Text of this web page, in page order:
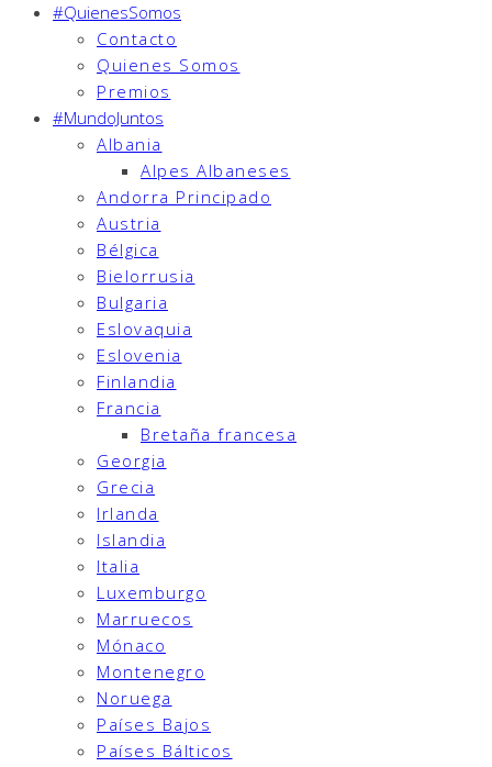
#QuienesSomos
Contacto
Quienes Somos
Premios
#MundoJuntos
Albania
Alpes Albaneses
Andorra Principado
Austria
Bélgica
Bielorrusia
Bulgaria
Eslovaquia
Eslovenia
Finlandia
Francia
Bretaña francesa
Georgia
Grecia
Irlanda
Islandia
Italia
Luxemburgo
Marruecos
Mónaco
Montenegro
Noruega
Países Bajos
Países Bálticos